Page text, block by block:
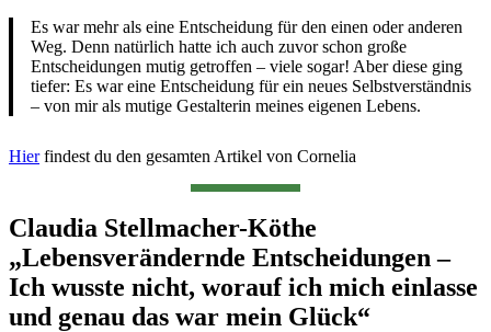
Es war mehr als eine Entscheidung für den einen oder anderen
Weg. Denn natürlich hatte ich auch zuvor schon große
Entscheidungen mutig getroffen – viele sogar! Aber diese ging
tiefer: Es war eine Entscheidung für ein neues Selbstverständnis
– von mir als mutige Gestalterin meines eigenen Lebens.
Hierfindest du den gesamten Artikel von Cornelia
Claudia Stellmacher-Köthe
„Lebensverändernde Entscheidungen –
Ich wusste nicht, worauf ich mich einlasse
und genau das war mein Glück“